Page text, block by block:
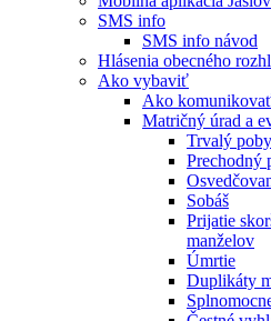
SMS info
SMS info návod
Hlásenia obecného
Ako vybaviť
Ako
Matričný úrad a
Trvalý
Prechodný
Sobáš
Prijatie
manželov
Úmrtie
Duplikáty